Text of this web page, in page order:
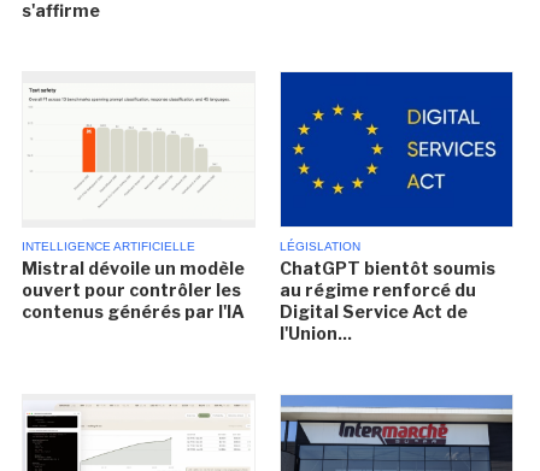
s'affirme
INTELLIGENCE ARTIFICIELLE
Mistral dévoile un modèle
ouvert pour contrôler les
contenus générés par l'IA
LÉGISLATION
ChatGPT bientôt soumis
au régime renforcé du
Digital Service Act de
l'Union...